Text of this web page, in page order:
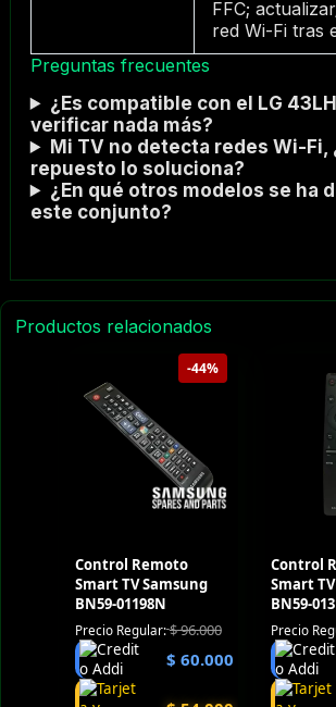
FFC;
red Wi-Fi tras
Preguntas frecuentes
¿Es compatible con el LG
verificar nada más?
Mi TV no detecta redes Wi-Fi,
repuesto lo soluciona?
¿En qué otros modelos se ha
este conjunto?
Productos relacionados
-44%
Control Remoto
Smart TV Samsung
BN59-01198N
Precio Regular:$96.000
$ 60.000
Control
Smart
BN59-
Precio